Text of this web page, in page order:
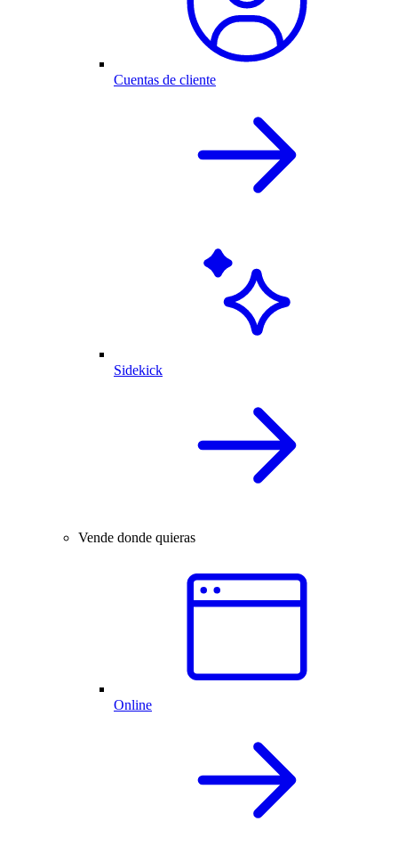
Cuentas de cliente
Sidekick
Vende donde quieras
Online